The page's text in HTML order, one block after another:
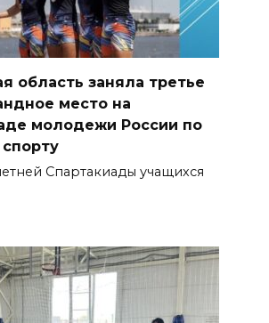
область заняла третье
место на
молодежи России по
Спартакиады учащихся